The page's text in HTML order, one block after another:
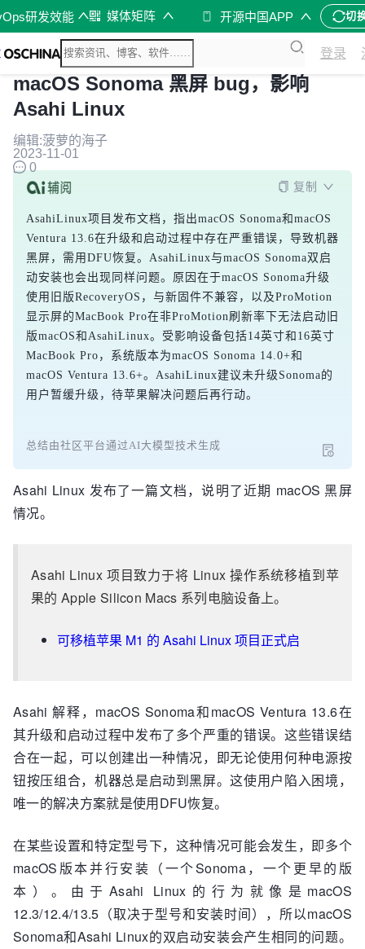
研发效能 媒体矩阵 开源中国APP 切
登录
macOS Sonoma 黑屏 bug，影响
Asahi Linux
编辑:菠萝的海子
2023-11-01
0
复制
AsahiLinux项目发布文档，指出macOS Sonoma和macOS
Ventura 13.6在升级和启动过程中存在严重错误，导致机器
黑屏，需用DFU恢复。AsahiLinux与macOS Sonoma双启
动安装也会出现同样问题。原因在于macOS Sonoma升级
使用旧版RecoveryOS，与新固件不兼容，以及ProMotion
显示屏的MacBook Pro在非ProMotion刷新率下无法启动旧
版macOS和AsahiLinux。受影响设备包括14英寸和16英寸
MacBook Pro，系统版本为macOS Sonoma 14.0+和
macOS Ventura 13.6+。AsahiLinux建议未升级Sonoma的
用户暂缓升级，待苹果解决问题后再行动。
总结由社区平台通过AI大模型技术生成
Asahi Linux 发布了一篇文档，说明了近期 macOS 黑屏
情况。
Asahi Linux 项目致力于将 Linux 操作系统移植到苹
果的 Apple Silicon Macs 系列电脑设备上。
可移植苹果 M1 的 Asahi Linux 项目正式启
Asahi 解释，macOS Sonoma和macOS Ventura 13.6在
其升级和启动过程中发布了多个严重的错误。这些错误结
合在一起，可以创建出一种情况，即无论使用何种电源按
钮按压组合，机器总是启动到黑屏。这使用户陷入困境，
唯一的解决方案就是使用DFU恢复。
在某些设置和特定型号下，这种情况可能会发生，即多个
macOS版本并行安装（一个Sonoma，一个更早的版
本）。由于Asahi Linux的行为就像是macOS
12.3/12.4/13.5（取决于型号和安装时间），所以macOS
Sonoma和Asahi Linux的双启动安装会产生相同的问题。